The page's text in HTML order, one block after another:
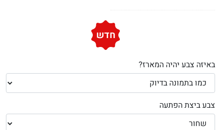
חדש
באיזה צבע יהיה המארז?
צבע ביצת הפתעה